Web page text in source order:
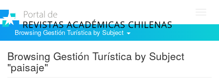
Browsing Gestión Turística by Subject
Browsing Gestión Turística by Subject
"paisaje"